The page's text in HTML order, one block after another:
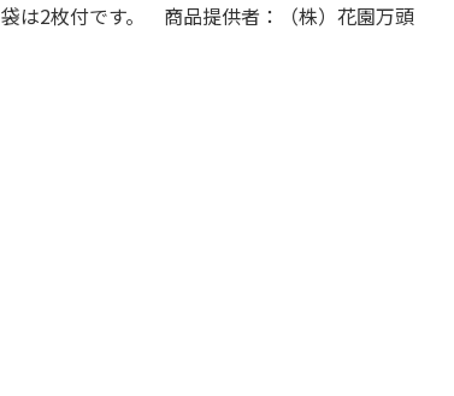
袋は2枚付です。 商品提供者：（株）花園万頭